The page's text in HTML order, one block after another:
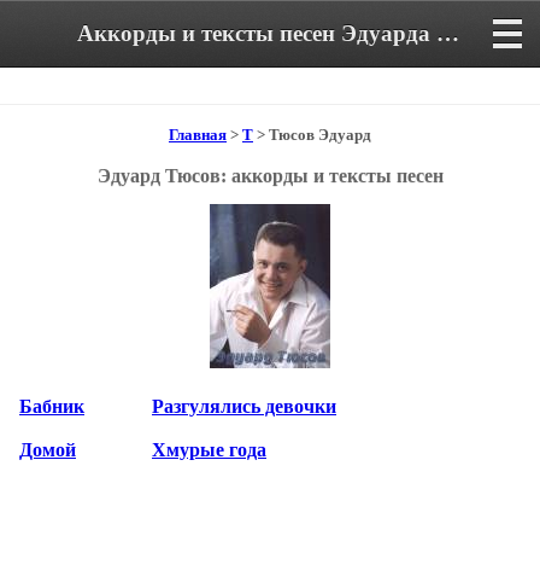
Аккорды и тексты песен Эдуарда Тюсова
Главная > Т > Тюсов Эдуард
Эдуард Тюсов: аккорды и тексты песен
Бабник
Домой
Разгулялись девочки
Хмурые года